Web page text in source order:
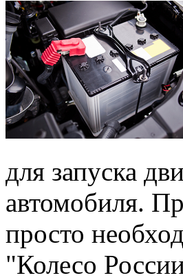
для запуска
автомобиля.
просто
"Колесо